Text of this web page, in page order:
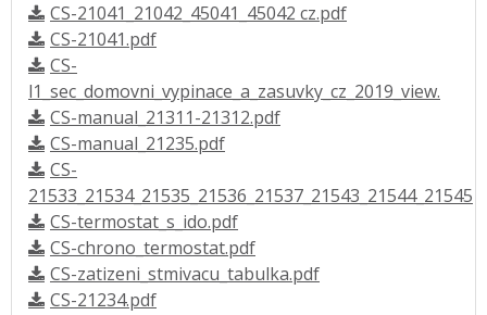
CS-21041_21042_45041_45042 cz.pdf
CS-21041.pdf
CS-
l1_sec_domovni_vypinace_a_zasuvky_cz_2019_view.
CS-manual_21311-21312.pdf
CS-manual_21235.pdf
CS-
21533_21534_21535_21536_21537_21543_21544_21545
CS-termostat_s_ido.pdf
CS-chrono_termostat.pdf
CS-zatizeni_stmivacu_tabulka.pdf
CS-21234.pdf